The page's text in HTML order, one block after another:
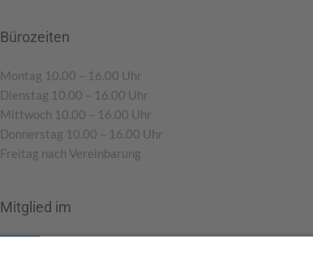
Bürozeiten
Montag 10.00 – 16.00 Uhr
Dienstag 10.00 – 16.00 Uhr
Mittwoch 10.00 – 16.00 Uhr
Donnerstag 10.00 – 16.00 Uhr
Freitag nach Vereinbarung
Mitglied im